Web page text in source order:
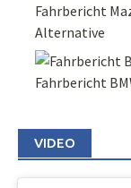
Fahrbericht
Alternative
Fahrbericht
VIDEO